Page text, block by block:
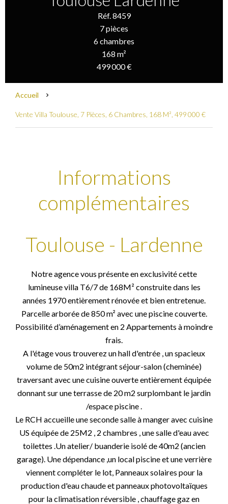
Réf. 8459
7 pièces
6 chambres
168 m²
499 000 €
Accueil
Vente Villa Toulouse, 7 Pièces, 6 Chambres, 168 M², 499 000 €
Informations
complémentaires
Toulouse - Lardenne
Notre agence vous présente en exclusivité cette
lumineuse villa T6/7 de 168M² construite dans les
années 1970 entièrement rénovée et bien entretenue.
Parcelle arborée de 850 m² avec une piscine couverte.
Possibilité d’aménagement en 2 Appartements à moindre
frais.
A l'étage vous trouverez un hall d'entrée , un spacieux
volume de 50m2 intégrant séjour-salon (cheminée)
traversant avec une cuisine ouverte entièrement équipée
donnant sur une terrasse de 20 m2 surplombant le jardin
/espace piscine .
Le RCH accueille une seconde salle à manger avec cuisine
US équipée de 25M2 , 2 chambres , une salle d'eau avec
toilettes .Un atelier/ buanderie isolé de 40m2 (ancien
garage). Une dépendance ,un local piscine et une verrière
viennent compléter le lot, Panneaux solaires pour la
production d'eau chaude et panneaux photovoltaïques
pour la climatisation réversible , chauffage gaz en